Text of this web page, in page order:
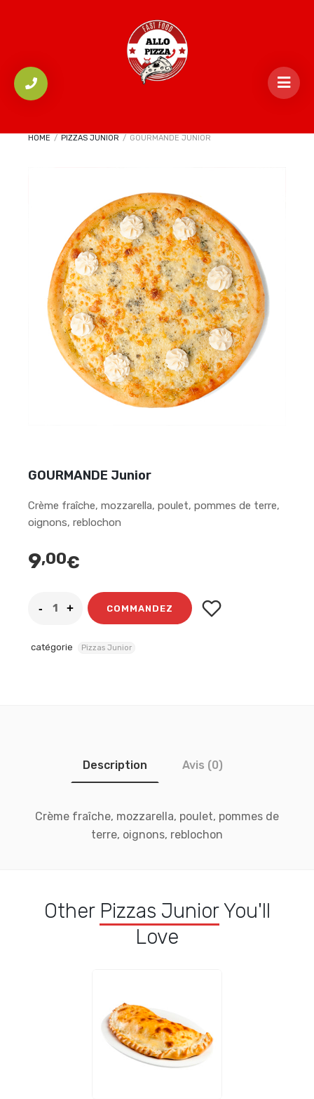
HOME / PIZZAS JUNIOR / GOURMANDE JUNIOR
GOURMANDE Junior
Crème fraîche, mozzarella, poulet, pommes de terre,
oignons, reblochon
9,00€
COMMANDEZ
catégorie Pizzas Junior
Description Avis (0)
Crème fraîche, mozzarella, poulet, pommes de
terre, oignons, reblochon
Other Pizzas JuniorYou'll
Love